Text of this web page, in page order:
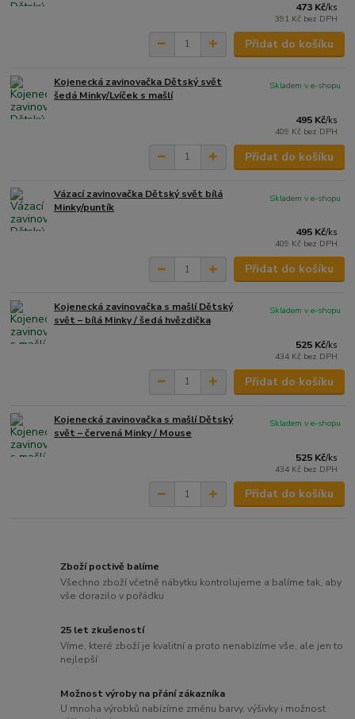
473 Kč/ks
391 Kč bez DPH
Přidat do košíku
Kojenecká zavinovačka Dětský svět
šedá Minky/Lvíček s mašlí
495 Kč/ks
409 Kč bez DPH
Skladem v e-shopu
Přidat do košíku
Vázací zavinovačka Dětský svět bílá
Minky/puntík
495 Kč/ks
409 Kč bez DPH
Skladem v e-shopu
Přidat do košíku
Kojenecká zavinovačka s mašlí Dětský
svět – bílá Minky / šedá hvězdička
525 Kč/ks
434 Kč bez DPH
Skladem v e-shopu
Přidat do košíku
Kojenecká zavinovačka s mašlí Dětský
svět – červená Minky / Mouse
525 Kč/ks
434 Kč bez DPH
Skladem v e-shopu
Přidat do košíku
Zboží poctivě balíme
Všechno zboží včetně nábytku kontrolujeme a balíme tak, aby
vše dorazilo v pořádku
25 let zkušeností
Víme, které zboží je kvalitní a proto nenabízíme vše, ale jen to
nejlepší
Možnost výroby na přání zákazníka
U mnoha výrobků nabízíme změnu barvy, výšivky i možnost